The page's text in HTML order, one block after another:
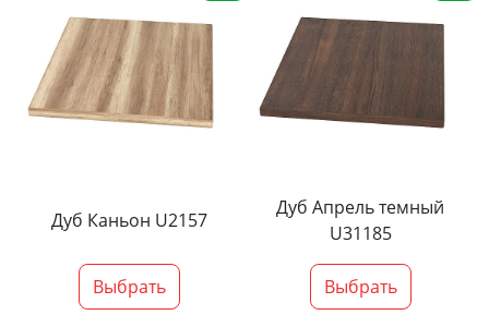
Дуб Каньон U2157
Выбрать
Дуб Апрель темный
U31185
Выбрать